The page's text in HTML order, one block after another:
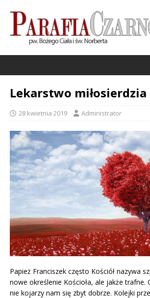
Lekarstwo miłosierdzia
28 kwietnia 2019 Administrator
Papież Franciszek często Kościół nazywa
nowe określenie Kościoła, ale jakże trafne.
nie kojarzy nam się zbyt dobrze. Kolejki